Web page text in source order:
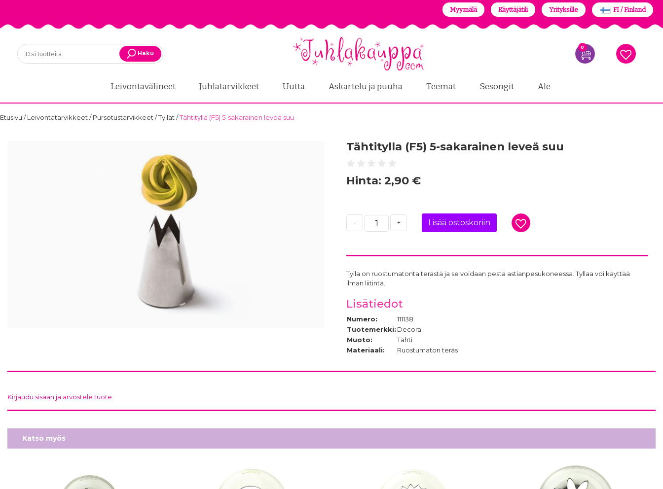
Myymälä Käyttäjätili Yrityksille FI / Finland
Haku
0
Leivontavälineet Juhlatarvikkeet Uutta Askartelu ja puuha Teemat Sesongit Ale
Etusivu /Leivontatarvikkeet /Pursotustarvikkeet /Tyllat /Tähtitylla (F5) 5-sakarainen leveä suu
Tähtitylla (F5) 5-sakarainen leveä suu
Hinta: 2,90 €
- + Lisää ostoskoriin
Tylla on ruostumatonta terästä ja se voidaan pestä astianpesukoneessa. Tyllaa voi käyttää
ilman liitintä.
Lisätiedot
Numero:
111138
Tuotemerkki: Decora
Muoto:
Tähti
Materiaali:
Ruostumaton teräs
Kirjaudu sisään ja arvostele tuote.
Katso myös